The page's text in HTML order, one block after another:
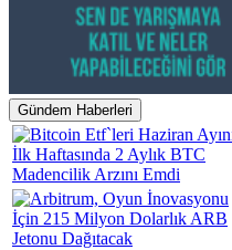
Gündem Haberleri